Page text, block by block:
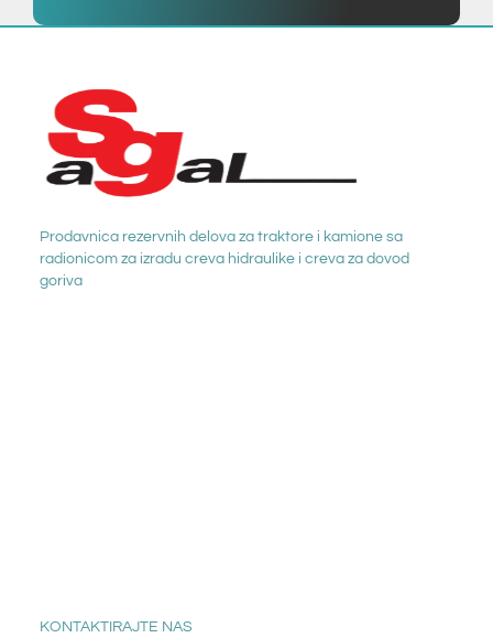
Prodavnica rezervnih delova za traktore i kamione sa
radionicom za izradu creva hidraulike i creva za dovod
goriva
KONTAKTIRAJTE NAS